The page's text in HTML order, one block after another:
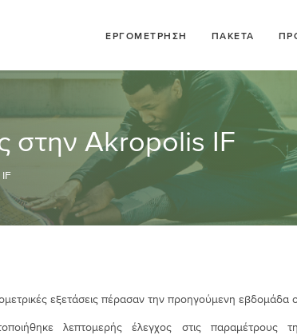
ΕΡΓΟΜΕΤΡΗΣΗ ΠΑΚΕΤΑ
στην Akropolis IF
εξετάσεις πέρασαν την προηγούμενη εβδομάδα
λεπτομερής έλεγχος στις παραμέτρους